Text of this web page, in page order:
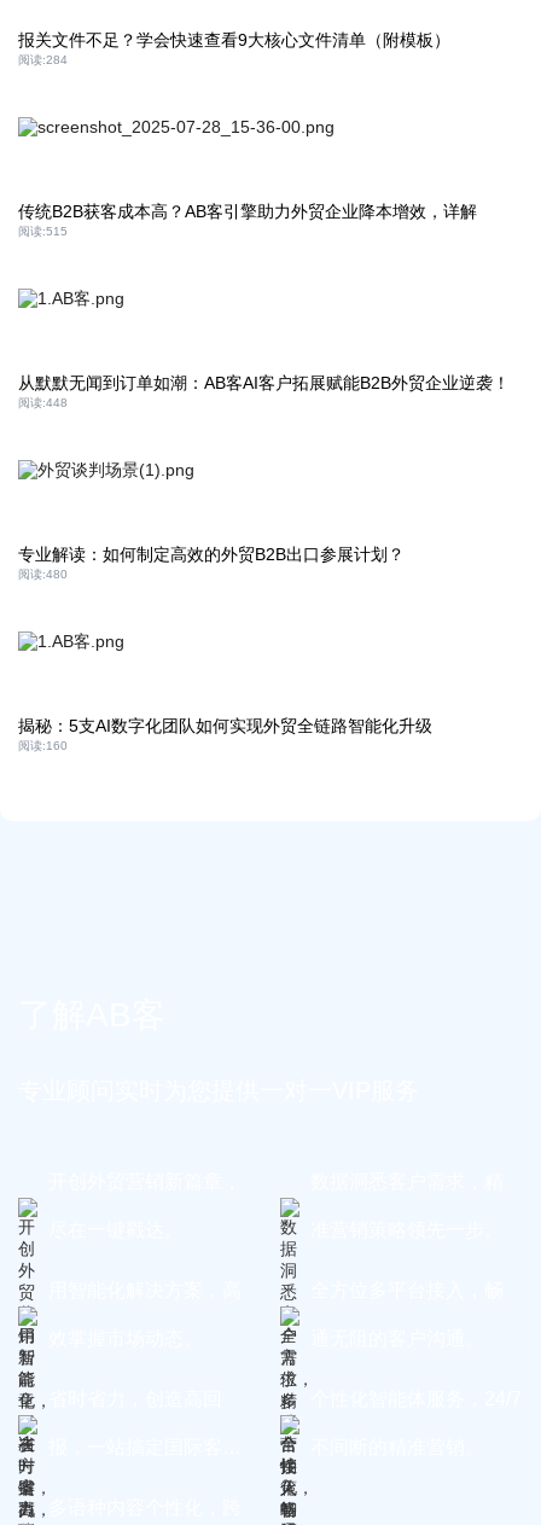
报关文件不足？学会快速查看9大核心文件清单（附模板）
阅读:284
传统B2B获客成本高？AB客引擎助力外贸企业降本增效，详解
阅读:515
从默默无闻到订单如潮：AB客AI客户拓展赋能B2B外贸企业逆袭！
阅读:448
专业解读：如何制定高效的外贸B2B出口参展计划？
阅读:480
揭秘：5支AI数字化团队如何实现外贸全链路智能化升级
阅读:160